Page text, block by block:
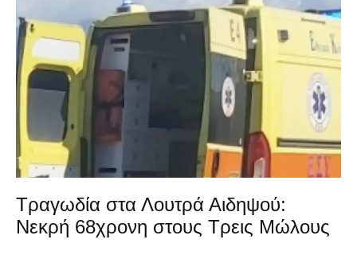
Τραγωδία στα Λουτρά Αιδηψού:
Νεκρή 68χρονη στους Τρεις Μώλους